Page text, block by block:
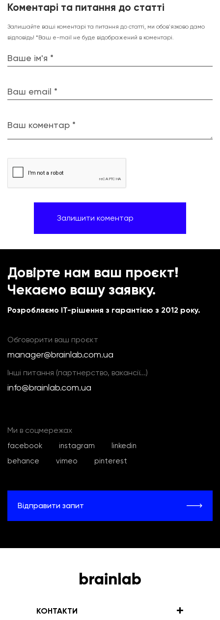
Коментарі та питання до статті
Залишайте ваші коментарі та питання до статті, ми обов'язково дамо
відповідь! *Ваш e-mail не буде відображений в коментарі.
Ваше ім'я *
Ваш email *
Ваш коментар *
Довірте нам ваш проєкт!
Чекаємо вашу заявку.
Розробляємо IT-рішення з гарантією з 2012 року.
Обговорити ваш проєкт
manager@brainlab.com.ua
Інші питання (партнерство, вакансії...)
info@brainlab.com.ua
Ми в соцмережах
facebook instagram
linkedin
behance
vimeo pinterest
Відправити запит
КОНТАКТИ